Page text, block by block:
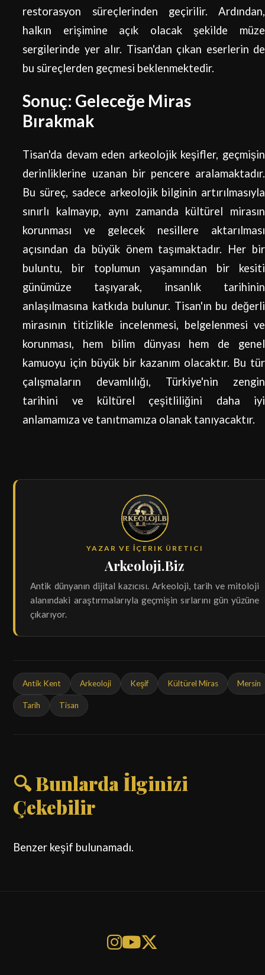
restorasyon süreçlerinden geçirilir. Ardından,
halkın erişimine açık olacak şekilde müze
sergilerinde yer alır. Tisan'dan çıkan eserlerin de
bu süreçlerden geçmesi beklenmektedir.
Sonuç: Geleceğe Miras
Bırakmak
Tisan'da devam eden arkeolojik keşifler, geçmişin
derinliklerine uzanan bir pencere aralamaktadır.
Bu süreç, sadece arkeolojik bilginin artırılmasıyla
sınırlı kalmayıp, aynı zamanda kültürel mirasın
korunması ve gelecek nesillere aktarılması
açısından da büyük önem taşımaktadır. Her bir
buluntu, bir toplumun yaşamından bir kesiti
günümüze taşıyarak, insanlık tarihinin
anlaşılmasına katkıda bulunur. Tisan'ın bu değerli
mirasının titizlikle incelenmesi, belgelenmesi ve
korunması, hem bilim dünyası hem de genel
kamuoyu için büyük bir kazanım olacaktır. Bu tür
çalışmaların devamlılığı, Türkiye'nin zengin
tarihini ve kültürel çeşitliliğini daha iyi
anlamamıza ve tanıtmamıza olanak tanıyacaktır.
YAZAR VE İÇERIK ÜRETICI
Arkeoloji.Biz
Antik dünyanın dijital kazıcısı. Arkeoloji, tarih ve mitoloji
alanındaki araştırmalarıyla geçmişin sırlarını gün yüzüne
çıkarıyor.
Antik Kent Arkeoloji Keşif Kültürel Miras Mersin
Tarih Tisan
🔍 Bunlarda İlginizi
Çekebilir
Benzer keşif bulunamadı.